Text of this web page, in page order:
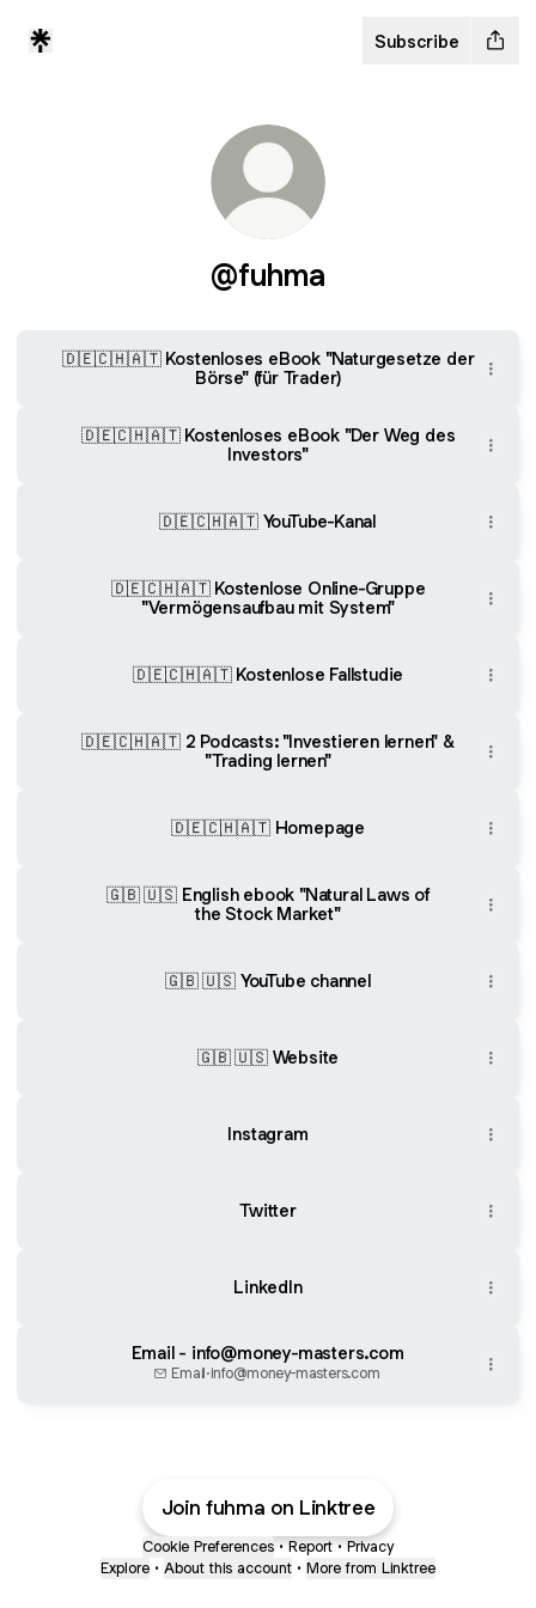
Subscribe
@fuhma
🇩🇪🇨🇭🇦🇹 Kostenloses eBook "Naturgesetze der
Börse" (für Trader)
🇩🇪🇨🇭🇦🇹 Kostenloses eBook "Der Weg des
Investors"
🇩🇪🇨🇭🇦🇹 YouTube-Kanal
🇩🇪🇨🇭🇦🇹 Kostenlose Online-Gruppe
"Vermögensaufbau mit System"
🇩🇪🇨🇭🇦🇹 Kostenlose Fallstudie
🇩🇪🇨🇭🇦🇹 2 Podcasts: "Investieren lernen" &
"Trading lernen"
🇩🇪🇨🇭🇦🇹 Homepage
🇬🇧 🇺🇸 English ebook "Natural Laws of
the Stock Market"
🇬🇧 🇺🇸 YouTube channel
🇬🇧 🇺🇸 Website
Instagram
Twitter
LinkedIn
Email - info@money-masters.com
Email·info@money-masters.com
Join fuhma on Linktree
Cookie Preferences • Report • Privacy
Explore • About this account • More from Linktree